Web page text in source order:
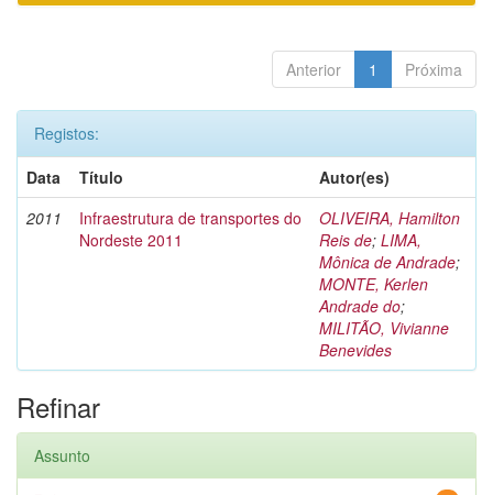
Anterior 1 Próxima
Registos:
Data
Título
Autor(es)
2011
Infraestrutura de transportes do
Nordeste 2011
OLIVEIRA, Hamilton
Reis de; LIMA,
Mônica de Andrade;
MONTE, Kerlen
Andrade do;
MILITÃO, Vivianne
Benevides
Refinar
Assunto